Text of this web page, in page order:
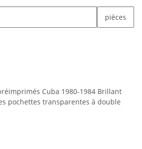
pièces
Cuba 1980-1984 Brillant
pochettes transparentes à double